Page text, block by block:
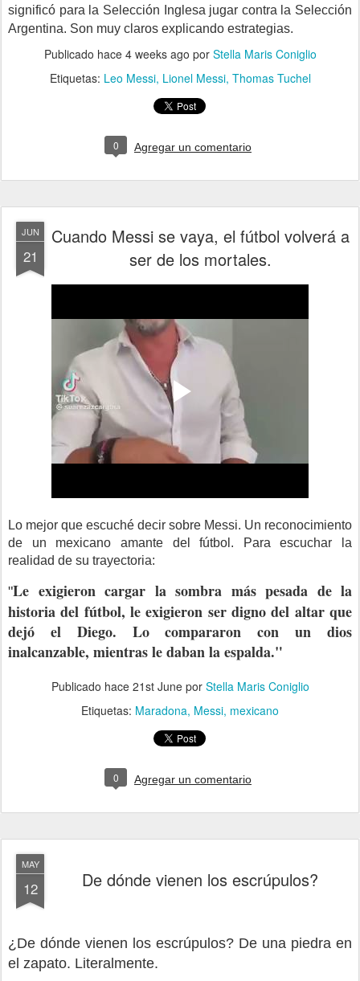
significó para la Selección Inglesa jugar contra la Selección
Argentina. Son muy claros explicando estrategias.
Publicado hace 4 weeks ago por Stella Maris Coniglio
Etiquetas: Leo Messi Lionel Messi Thomas Tuchel
0 Agregar un comentario
JUN
21
Cuando Messi se vaya, el fútbol volverá a
ser de los mortales.
Lo mejor que escuché decir sobre Messi. Un reconocimiento
de un mexicano amante del fútbol. Para escuchar la
realidad de su trayectoria:
"Le exigieron cargar la sombra más pesada de la
historia del fútbol, le exigieron ser digno del altar que
dejó el Diego. Lo compararon con un dios
inalcanzable, mientras le daban la espalda."
Publicado hace 21st Junepor Stella Maris Coniglio
Etiquetas: Maradona Messi mexicano
0 Agregar un comentario
MAY
12 De dónde vienen los escrúpulos?
¿De dónde vienen los escrúpulos? De una piedra en
el zapato. Literalmente.